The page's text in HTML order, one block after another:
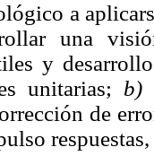
a
una
y
unitarias; b)
de